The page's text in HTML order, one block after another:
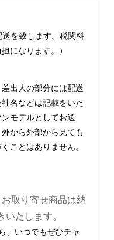
送を致します。税関料
になります。）
出人の部分には配送
名などは記載をいた
モデルとしてお送
から外部から見ても
ことはありません。
取り寄せ商品は納
たします。
、いつでもぜひチャ